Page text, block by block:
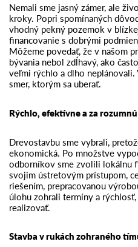
Nemali sme jasný zámer, ale
kroky. Popri spomínaných
vhodný pekný pozemok v
financovanie s dobrými
Môžeme povedať, že v našom
bývania nebol zdĺhavý, ako
veľmi rýchlo a dlho neplánovali.
smer, ktorým sa uberať.
Rýchlo, efektívne a za
Drevostavbu sme vybrali,
ekonomická. Po množstve
odborníkov sme zvolili lokálnu
svojim ústretovým prístupom,
riešením, prepracovanou
úlohu zohrali termíny a
realizovať.
Stavba v rukách zohraného